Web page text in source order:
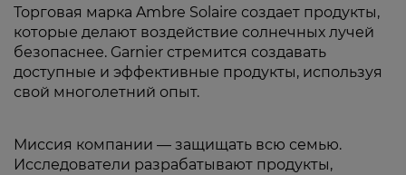
Торговая марка Ambre Solaire создает продукты,
которые делают воздействие солнечных лучей
безопаснее. Garnier стремится создавать
доступные и эффективные продукты, используя
свой многолетний опыт.
Миссия компании — защищать всю семью.
Исследователи разрабатывают продукты,